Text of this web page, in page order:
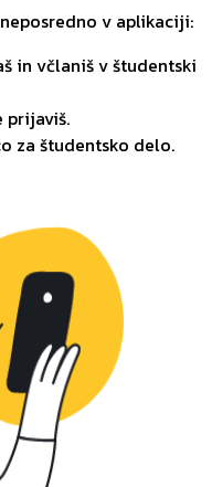
v aplikaciji:
in včlaniš v študentski
prijaviš.
za študentsko delo.